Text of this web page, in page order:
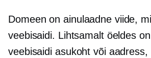
Domeen on ainulaadne viide,
veebisaidi. Lihtsamalt öeldes
veebisaidi asukoht või aadress,